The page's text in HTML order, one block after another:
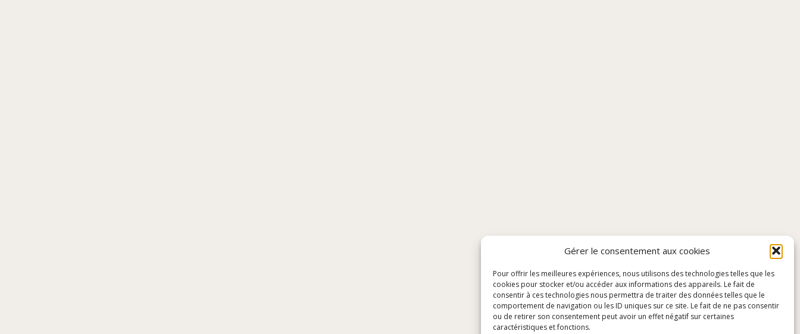
Gérer le consentement aux cookies
Pour offrir les meilleures expériences, nous utilisons des technologies telles que les
cookies pour stocker et/ou accéder aux informations des appareils. Le fait de
consentir à ces technologies nous permettra de traiter des données telles que le
comportement de navigation ou les ID uniques sur ce site. Le fait de ne pas consentir
ou de retirer son consentement peut avoir un effet négatif sur certaines
caractéristiques et fonctions.